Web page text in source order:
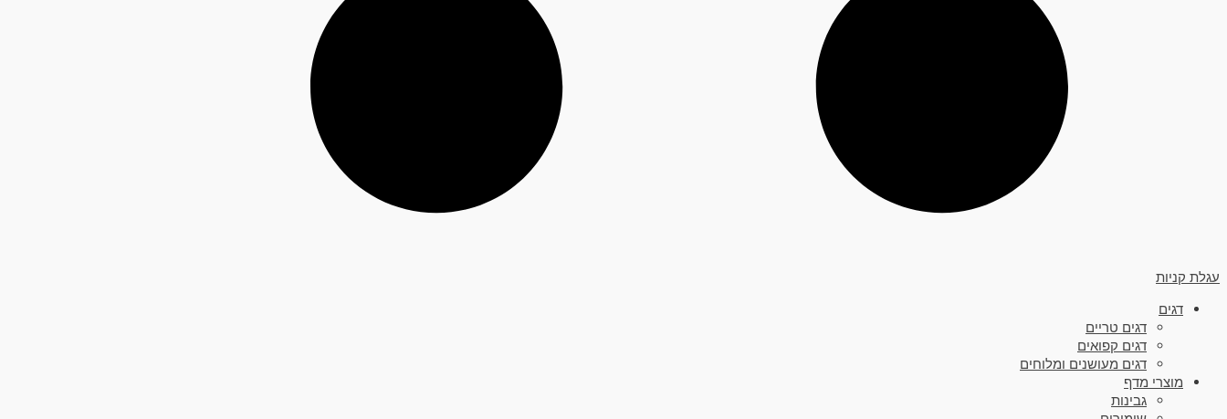
עגלת קניות
דגים
דגים טריים
דגים קפואים
דגים מעושנים ומלוחים
מוצרי מדף
גבינות